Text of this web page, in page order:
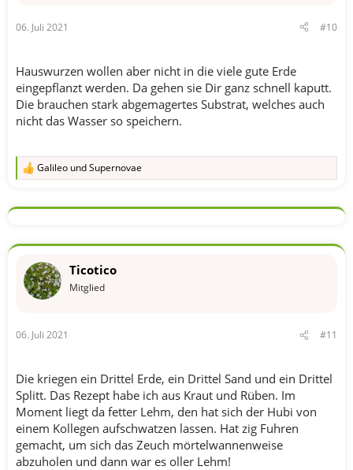
06. Juli 2021 #10
Hauswurzen wollen aber nicht in die viele gute Erde
eingepflanzt werden. Da gehen sie Dir ganz schnell kaputt.
Die brauchen stark abgemagertes Substrat, welches auch
nicht das Wasser so speichern.
R
k
o
e
n
Galileo undSupernovae
Ticotico
Mitglied
06. Juli 2021 #11
Die kriegen ein Drittel Erde, ein Drittel Sand und ein Drittel
Splitt. Das Rezept habe ich aus Kraut und Rüben. Im
Moment liegt da fetter Lehm, den hat sich der Hubi von
einem Kollegen aufschwatzen lassen. Hat zig Fuhren
gemacht, um sich das Zeuch mörtelwannenweise
abzuholen und dann war es oller Lehm!